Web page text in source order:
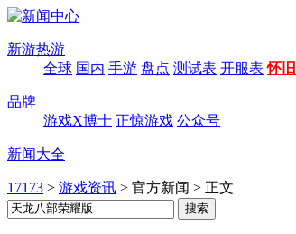
新游热游
全球 国内 手游 盘点 测试表 开服表 怀
品牌
游戏X博士 正惊游戏 公众号
新闻大全
17173 > 游戏资讯 > 官方新闻 > 正文